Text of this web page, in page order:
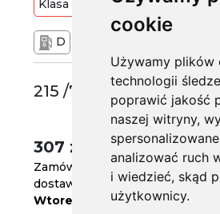
cookie
Używamy plików
technologii
poprawić jakość
naszej witryny,
analizować ruch
i wiedzieć, skąd
użytkownicy.
Klasa Budżetowa 100 T
D
215 /70 R16
307 zł
Zamów do
godz. 14
dostawa za 3 dni
Wtorek